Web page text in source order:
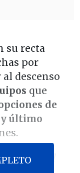
su recta
por
descenso
que
de
último
evitar el